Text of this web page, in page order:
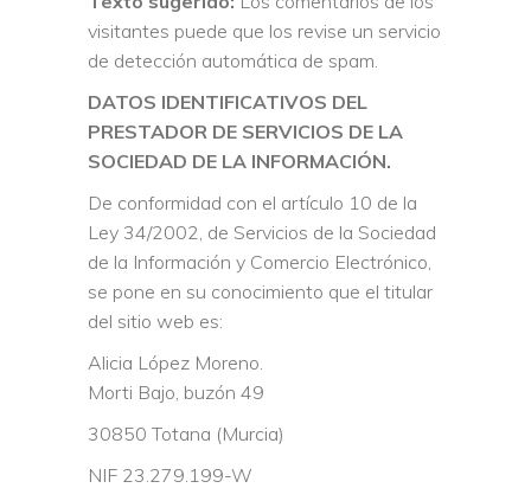
visitantes puede que los revise un servicio
de detección automática de spam.
DATOS IDENTIFICATIVOS DEL
PRESTADOR DE SERVICIOS DE LA
SOCIEDAD DE LA INFORMACIÓN.
De conformidad con el artículo 10 de la
Ley 34/2002, de Servicios de la Sociedad
de la Información y Comercio Electrónico,
se pone en su conocimiento que el titular
del sitio web es:
Alicia López Moreno.
Morti Bajo, buzón 49
30850 Totana (Murcia)
NIF 23.279.199-W